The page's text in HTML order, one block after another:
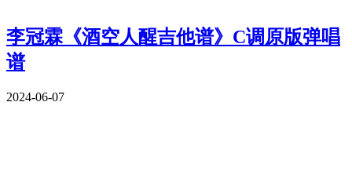
李冠霖《酒空人醒吉他谱》C调原版弹唱
谱
2024-06-07